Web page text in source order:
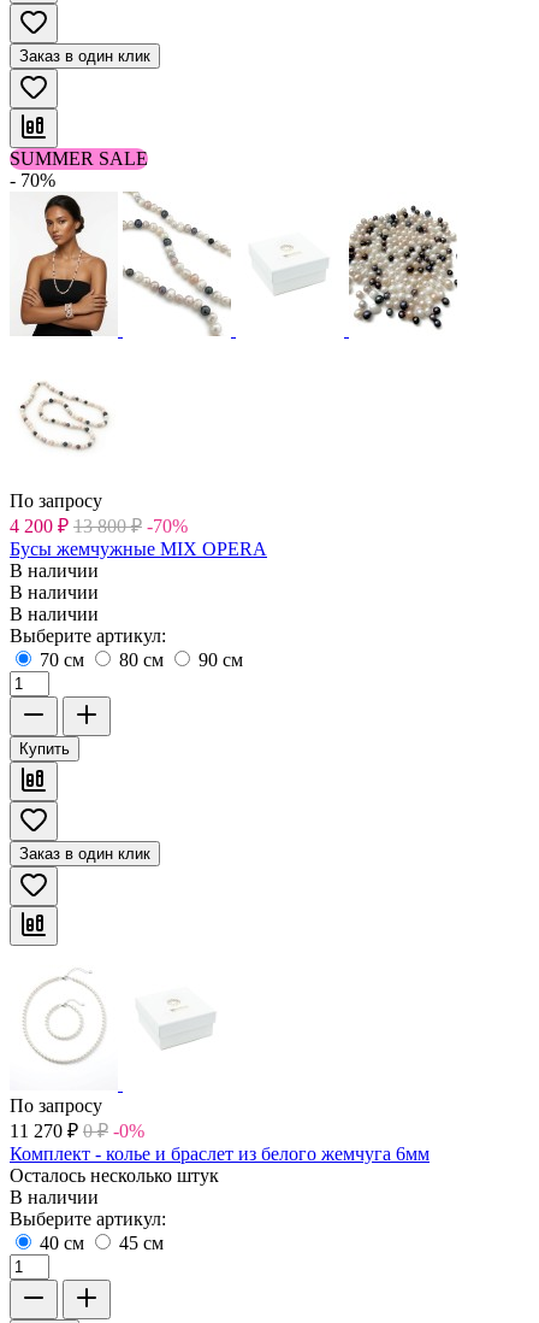
Заказ в один клик
SUMMER SALE
- 70%
По запросу
4 200 ₽ 13 800 ₽ -70%
Бусы жемчужные MIX OPERA
В наличии
В наличии
В наличии
Выберите артикул:
70 см
80 см 90 см
Купить
Заказ в один клик
По запросу
11 270 ₽ 0 ₽ -0%
Комплект - колье и браслет из белого жемчуга 6мм
Осталось несколько штук
В наличии
Выберите артикул:
40 см
45 см